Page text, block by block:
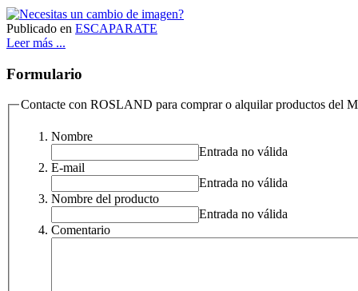
Publicado en ESCAPARATE
Leer más ...
Formulario
Contacte con ROSLAND para comprar o alquilar productos del
Nombre
Entrada no válida
E-mail
Entrada no válida
Nombre del producto
Entrada no válida
Comentario